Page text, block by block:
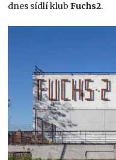
dnes sídlí klubFuchs2.